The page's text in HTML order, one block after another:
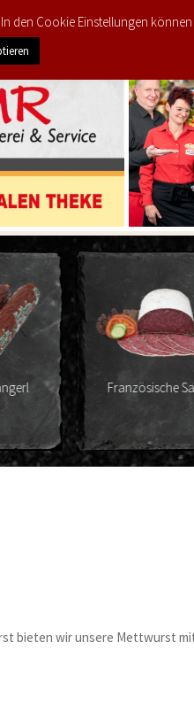
MEIN KONTO
Französische Salami
bieten wir unsere Mettwurst
den Cookie Einstellungen